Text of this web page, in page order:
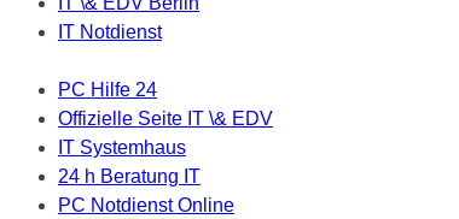
IT Notdienst
PC Hilfe 24
Offizielle Seite IT \& EDV
IT Systemhaus
24 h Beratung IT
PC Notdienst Online